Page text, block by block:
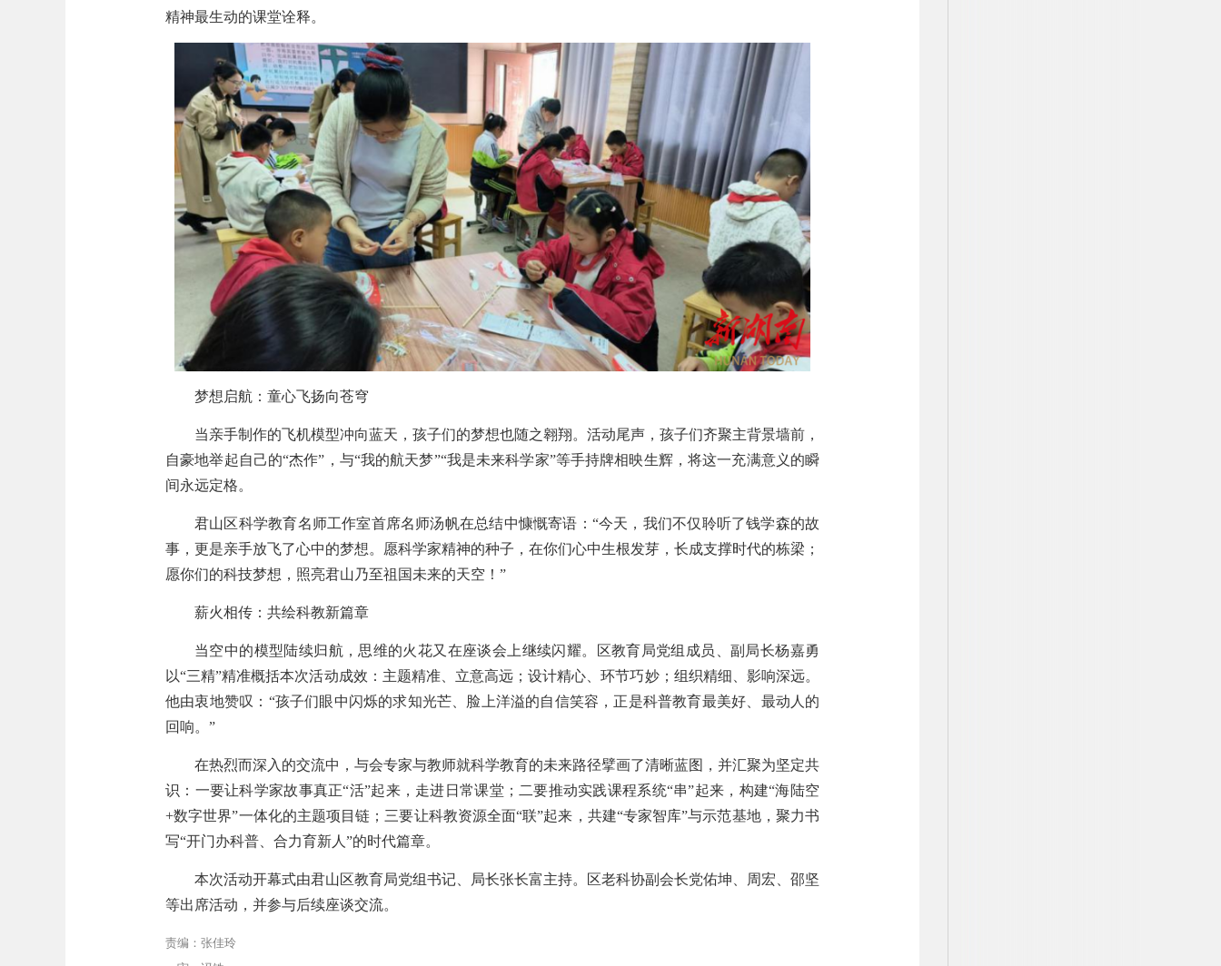
精神最生动的课堂诠释。
梦想启航：童心飞扬向苍穹
当亲手制作的飞机模型冲向蓝天 ，孩子们的梦想也随之翱翔。活动尾声， 孩子们齐聚主背景墙前，
自豪地举起自己的“杰作”，与“我的航天梦”“我是未来科学家”等手持牌相映生辉 ， 将这一充满意义的瞬
间永远定格。
君山区科学教育名师工作室首席名师汤帆在总结中慷慨寄语： “今天，我们不仅聆听了钱学森的故
事，更是亲手放飞了心中的梦想。愿科学家精神的种子，在你们心中生根发芽， 长成支撑时代的栋梁 ；
愿你们的科技梦想，照亮君山乃至祖国未来的天空！ ”
薪火相传：共绘科教新篇章
当空中的模型陆续归航 ，思维的火花又 在座谈会上继续闪耀。区教育局党组成员、副局长杨嘉勇
以“三精”精准概括本次活动成效：主题精准、立意高远；设计精心、环节巧妙；组织精细、 影响深远。
他由衷地赞叹 ： “孩子们眼中闪烁的求知光芒、脸上洋溢的自信笑容，正是科普教育最美好、最动人 的
回响。 ”
在热烈而深入的交流中，与会专家与教师就科学教育的未来路径擘画了清晰蓝图， 并汇聚为坚定共
识：一要让科学家故事真正“活”起来，走进日常课堂；二要推动实践课程系统“串”起来，构建“海陆空
+数字世界”一体化的主题项目链；三要让科教资源全面“联”起来，共建“专家智库”与示范基地，聚力书
写“开门办科普、合力育新人”的时代篇章。
本次活动开幕式由君山区教育局党组书记、局长张长富主持。区老科协副会长党佑坤、周宏、邵坚
等出席活动，并参与后续座谈交流。
责编：张佳玲